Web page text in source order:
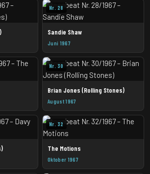
Nr. 28
Sandie Shaw
Juni 1967
Nr. 30
Brian Jones (Rolling Stones)
August 1967
Nr. 32
The Motions
Oktober 1967